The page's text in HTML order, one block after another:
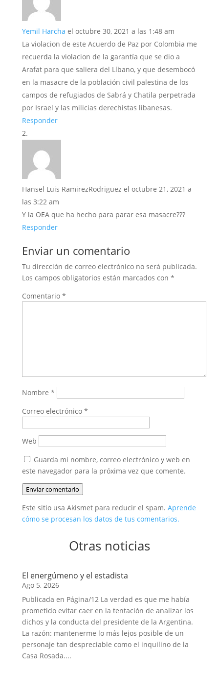
Yemil Harcha el octubre 30, 2021 a las 1:48 am
La violacion de este Acuerdo de Paz por Colombia me
recuerda la violacion de la garantía que se dio a
Arafat para que saliera del Líbano, y que desembocó
en la masacre de la población civil palestina de los
campos de refugiados de Sabrá y Chatila perpetrada
por Israel y las milicias derechistas libanesas.
Responder
Hansel Luis RamirezRodriguez el octubre 21, 2021 a
las 3:22 am
Y la OEA que ha hecho para parar esa masacre???
Responder
Enviar un comentario
Tu dirección de correo electrónico no será publicada.
Los campos obligatorios están marcados con *
Comentario *
Nombre *
Correo electrónico *
Web
Guarda mi nombre, correo electrónico y web en
este navegador para la próxima vez que comente.
Enviar comentario
Este sitio usa Akismet para reducir el spam. Aprende
cómo se procesan los datos de tus comentarios.
Otras noticias
El energúmeno y el estadista
Ago 5, 2026
Publicada en Página/12 La verdad es que me había
prometido evitar caer en la tentación de analizar los
dichos y la conducta del presidente de la Argentina.
La razón: mantenerme lo más lejos posible de un
personaje tan despreciable como el inquilino de la
Casa Rosada....